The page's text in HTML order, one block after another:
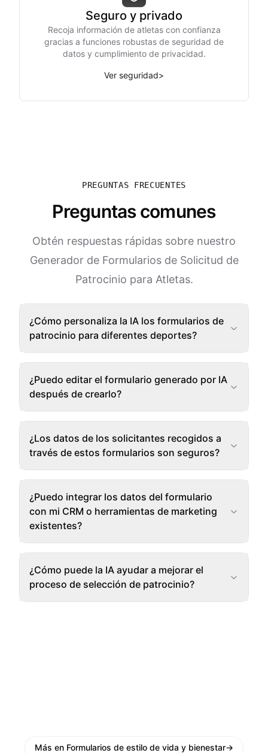
Seguro y privado
Recoja información de atletas con confianza
gracias a funciones robustas de seguridad de
datos y cumplimiento de privacidad.
Ver seguridad>
PREGUNTAS FRECUENTES
Preguntas comunes
Obtén respuestas rápidas sobre nuestro
Generador de Formularios de Solicitud de
Patrocinio para Atletas.
¿Cómo personaliza la IA los formularios de
patrocinio para diferentes deportes?
¿Puedo editar el formulario generado por IA
después de crearlo?
¿Los datos de los solicitantes recogidos a
través de estos formularios son seguros?
¿Puedo integrar los datos del formulario
con mi CRM o herramientas de marketing
existentes?
¿Cómo puede la IA ayudar a mejorar el
proceso de selección de patrocinio?
Más en Formularios de estilo de vida y bienestar→